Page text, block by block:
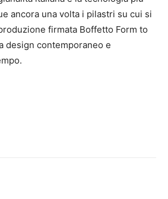
ancora una volta i pilastri su cui si
firmata Boffetto Form to
design contemporaneo e